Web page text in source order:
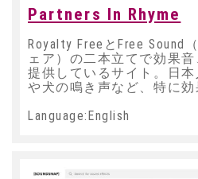
Partners In Rhyme
Royalty FreeとFree Sound
ェア）の二本立てで効果
提供しているサイト。日
や犬の鳴き声など、特に効
Language:English